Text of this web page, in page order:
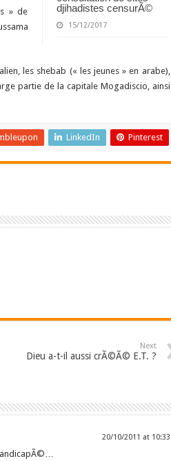
djihadistes censurÃ©
15/12/2017
» de
les shebab (« les jeunes » en arabe),
partie de la capitale Mogadiscio, ainsi
LinkedIn Pinterest
Next
Dieu a-t-il aussi crÃ©Ã© E.T. ?
20/10/2011 at 10:33